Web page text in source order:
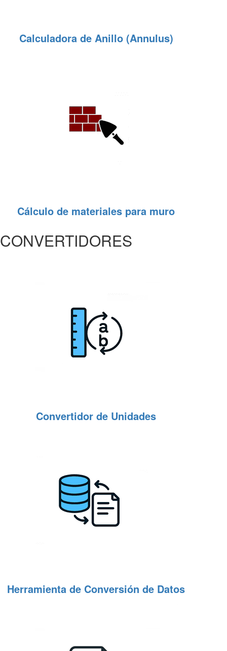
Calculadora de Anillo (Annulus)
Cálculo de materiales para muro
CONVERTIDORES
Convertidor de Unidades
Herramienta de Conversión de Datos